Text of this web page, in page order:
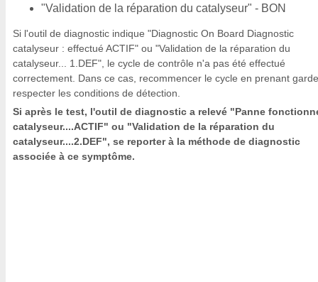
"Validation de la réparation du catalyseur" - BON
Si l'outil de diagnostic indique "Diagnostic On Board Diagnostic
catalyseur : effectué ACTIF" ou "Validation de la réparation du
catalyseur... 1.DEF", le cycle de contrôle n'a pas été effectué
correctement. Dans ce cas, recommencer le cycle en prenant
respecter les conditions de détection.
Si après le test, l'outil de diagnostic a relevé "Panne
catalyseur....ACTIF" ou "Validation de la réparation du
catalyseur....2.DEF", se reporter à la méthode de diagnostic
associée à ce symptôme.